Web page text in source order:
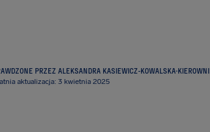
PRZEZ ALEKSANDRA KASIEWICZ-KOWALSKA·
aktualizacja: 3 kwietnia 2025